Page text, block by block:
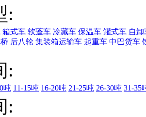
:
箱式车 软蓬车 冷藏车 保温车 罐式车 自卸
后八轮 集装箱运输车 起重车 中巴货车
:
吨 11-15吨 16-20吨 21-25吨 26-30吨 31-35
: